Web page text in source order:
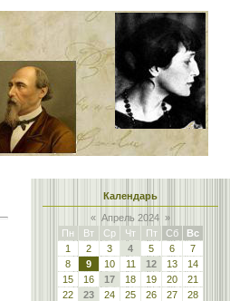
Календарь
« Апрель 2024 »
Пн
Вт Ср Чт Пт Сб
Вс
1
2 3 4 5 6
7
8
9 10 11 12 13
14
15
16 17 18 19 20
21
22
23 24 25 26 27
28